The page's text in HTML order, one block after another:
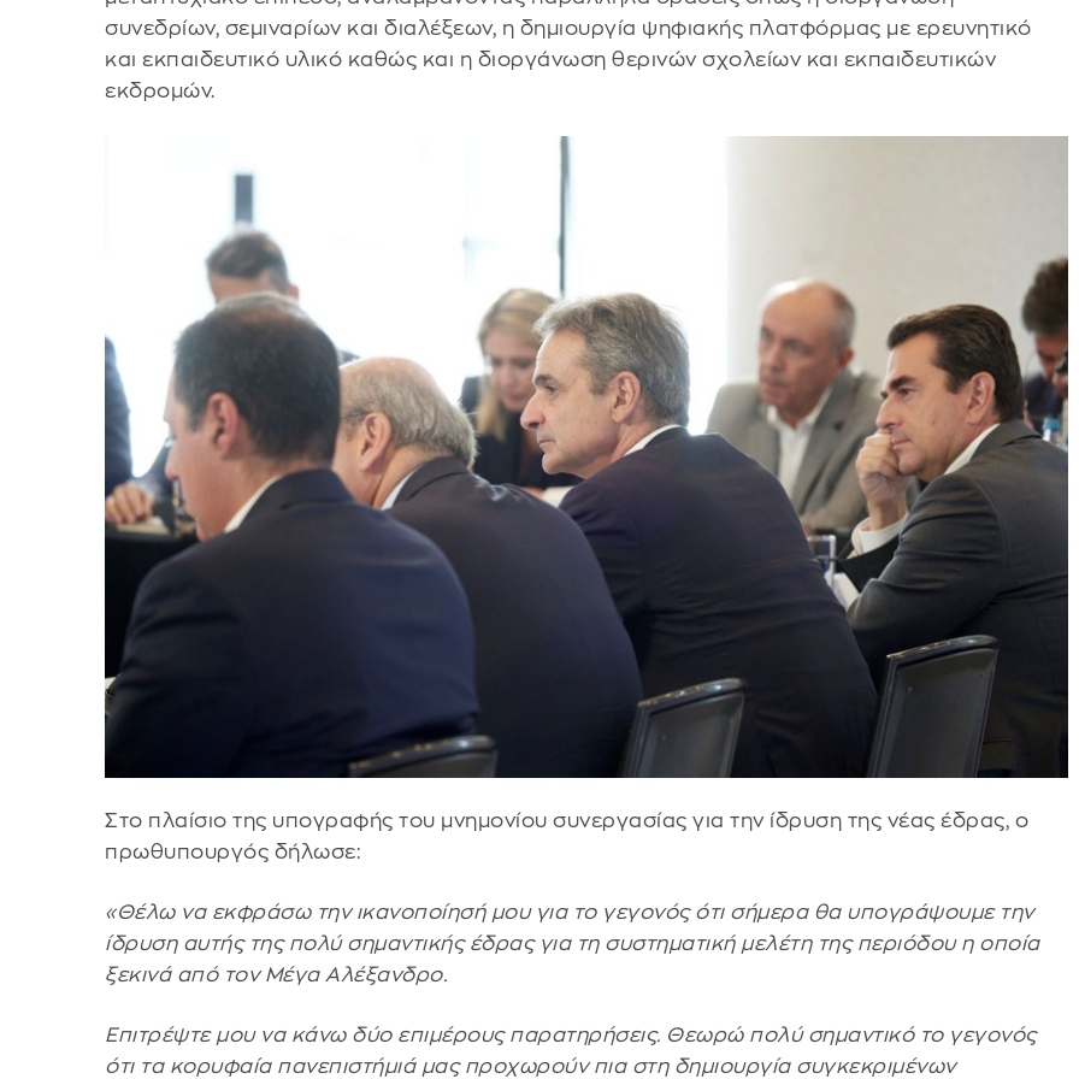
συνεδρίων, σεμιναρίων και διαλέξεων, η δημιουργία ψηφιακής πλατφόρμας με ερευνητικό
και εκπαιδευτικό υλικό καθώς και η διοργάνωση θερινών σχολείων και εκπαιδευτικών
εκδρομών.
Στο πλαίσιο της υπογραφής του μνημονίου συνεργασίας για την ίδρυση της νέας έδρας, ο
πρωθυπουργός δήλωσε:
«Θέλω να εκφράσω την ικανοποίησή μου για το γεγονός ότι σήμερα θα υπογράψουμε την
ίδρυση αυτής της πολύ σημαντικής έδρας για τη συστηματική μελέτη της περιόδου η οποία
ξεκινά από τον Μέγα Αλέξανδρο.
Επιτρέψτε μου να κάνω δύο επιμέρους παρατηρήσεις. Θεωρώ πολύ σημαντικό το γεγονός
ότι τα κορυφαία πανεπιστήμιά μας προχωρούν πια στη δημιουργία συγκεκριμένων